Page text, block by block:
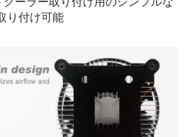
り付け可能